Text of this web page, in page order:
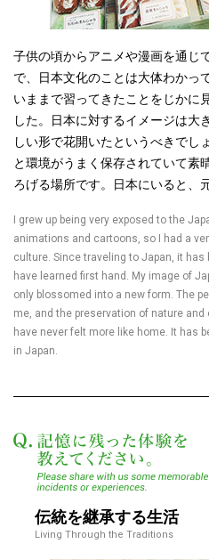
子供の頃からアニメや漫画を通じ
で、日本文化のことは大体わかっ
いままで習ってきたことをじかに
した。日本に対するイメージは大
しい形で花開いたというべきでし
と環境がうまく保存されていて素
ろげる場所です。日本にいると、
I grew up being very exposed to the
animations and cartoons, so I had a
culture. Since traveling to Japan, it has
have learned first hand. My image of
only blossomed into a new form. The
me, and the preservation of nature and
have never felt more like home. It has
in Japan.
伝統を継承する生活
Living Through the Traditions